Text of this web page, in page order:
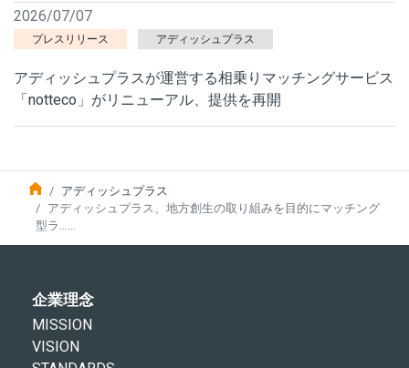
2026/07/07
プレスリリース アディッシュプラス
アディッシュプラスが運営する相乗りマッチングサービス
「notteco」がリニューアル、提供を再開
アディッシュプラス
アディッシュプラス、地方創生の取り組みを目的にマッチング
型ラ……
企業理念
MISSION
VISION